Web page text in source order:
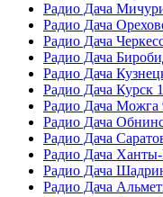
Радио Дача
Радио Дача
Радио Дача
Радио Дача
Радио Дача
Радио Дача Курск
Радио Дача Можга
Радио Дача
Радио Дача
Радио Дача
Радио Дача
Радио Дача